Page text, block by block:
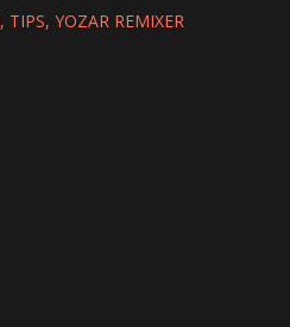
TIPS YOZAR REMIXER